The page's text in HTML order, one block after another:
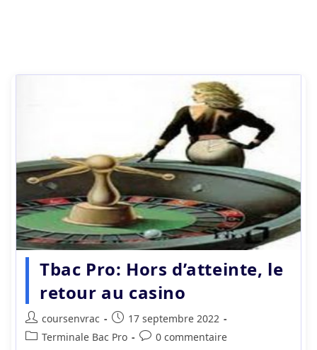
Tbac Pro: Hors d’atteinte, le
retour au casino
Auteur/autrice
de
coursenvrac
Publication
publiée :
17 septembre 2022
PostTerminale Bac Pro
Commentaires
0 commentaire